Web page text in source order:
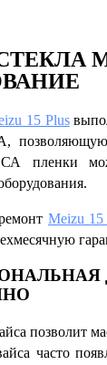
15 Plus
позволяющую
пленки
Meizu 15
позволит
часто